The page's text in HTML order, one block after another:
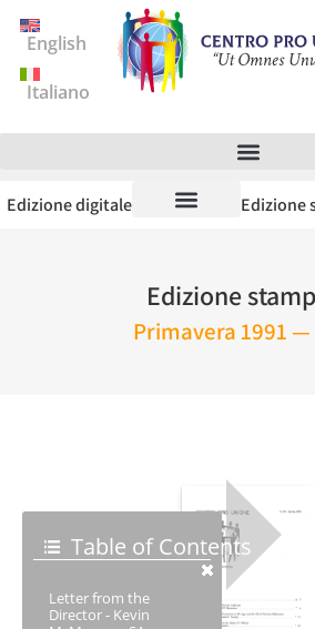
English
Italiano
Edizione digitale Edizione
Edizione
Primavera 1991 —